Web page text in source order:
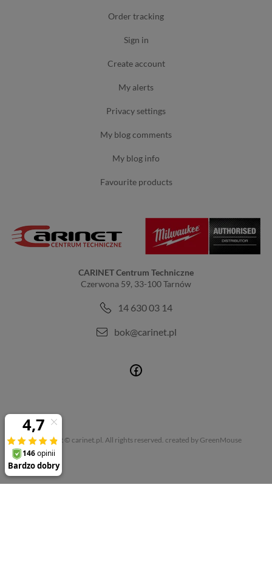
order tracking
sign in
create account
my alerts
privacy settings
my blog comments
my blog info
favourite products
CARINET Centrum Techniczne
Czerwona 59, 33-100 Tarnów
14 630 03 14
bok@carinet.pl
Copyright © carinet.pl. All rights reserved. created by GreenMouse